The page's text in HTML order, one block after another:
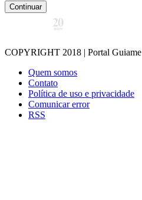
Continuar
COPYRIGHT 2018 | Portal Guiame
Quem somos
Contato
Política de uso e privacidade
Comunicar error
RSS